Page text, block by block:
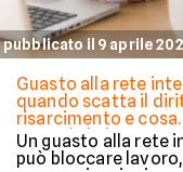
pubblicato il 9 aprile
Guasto alla rete
quando scatta il
risarcimento e cosa
prevede la legge
Un guasto alla rete
può bloccare